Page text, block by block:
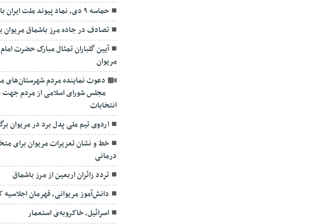
حماسه ۹ دی، نماد پیوند ملت ایران با ولی فقیه است
تصادف در جاده مرز باشماق مریوان با ۴
آیین گلباران تمثال مبارک حضرت
مریوان
دعوت نماینده مردم شهرستان‌های
مجلس شورای اسلامی از مردم
انتخابات
اردوی تیم ملی پدل برد در مریوان
خط و نشان تعزیرات مریوان برای
درمانی
تردد زائران اربعین از مرز باشماق
دانش‌آموز مریوانی، قهرمان
اسرائیل، خاکروبه‌ی استعمار